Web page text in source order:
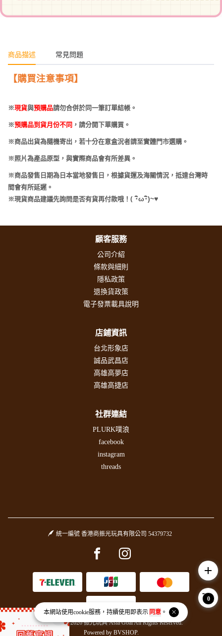
本網站使用cookie服務，持續使用即表示 同意。
商品描述 常見問題
【購買注意事項】
※現貨與預購品請勿合併於同一筆訂單結帳。
※預購品到貨月份不同 ，請分開下單購買。
※商品出貨為隨機寄出，若十分在意盒況者請至實體門市選購。
※照片為產品原型，與實際商品會有所差異。
※商品發售日期為日本當地發售日，根據貨運及海關情況，抵達台灣時
間會有所延遲。
※現貨商品建議先詢問是否有貨再付款哦！ (･ω･)~♥
顧客服務
公司介紹
條款與細則
隱私政策
退換貨政策
電子發票載具說明
店鋪資訊
台北形象店
誠品武昌店
高雄高夢店
高雄高捷店
社群連結
PLURK噗浪
facebook
instagram
threads
統一編號 香港商振光玩具有限公司 54379732
Facebook pageInstagram page
Copyright © 2026 振光玩具 Asia Goal All Rights Reserved.
Powered by BVSHOP.
add
0